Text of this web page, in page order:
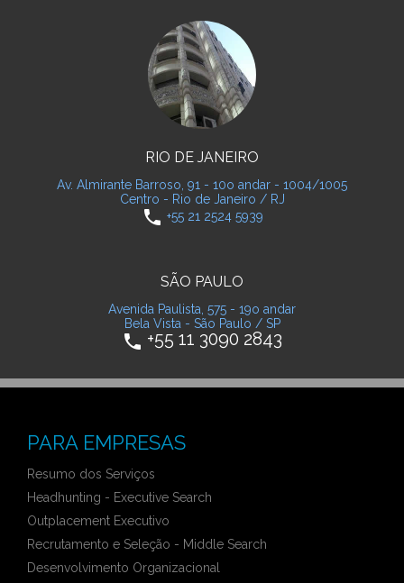
RIO DE JANEIRO
Av. Almirante Barroso, 91 - 10o andar - 1004/1005
Centro - Rio de Janeiro / RJ
phone +55 21 2524 5939
SÃO PAULO
Avenida Paulista, 575 - 19o andar
Bela Vista - São Paulo / SP
phone +55 11 3090 2843
PARA EMPRESAS
Resumo dos Serviços
Headhunting - Executive Search
Outplacement Executivo
Recrutamento e Seleção - Middle Search
Desenvolvimento Organizacional